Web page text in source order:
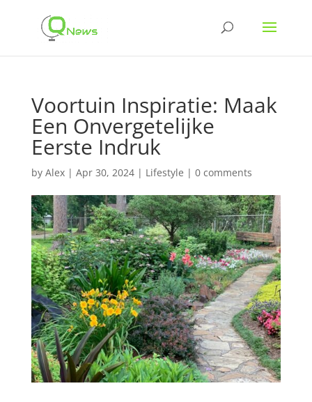
Voortuin Inspiratie: Maak
Een Onvergetelijke
Eerste Indruk
by Alex| Apr 30, 2024| Lifestyle | 0 comments